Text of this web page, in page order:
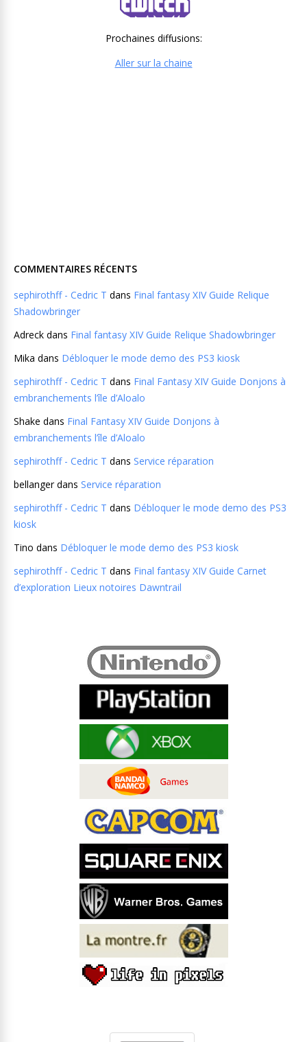
Prochaines diffusions:
Aller sur la chaine
COMMENTAIRES RÉCENTS
sephirothff - Cedric T dans Final fantasy XIV Guide Relique
Shadowbringer
Adreck dans Final fantasy XIV Guide Relique Shadowbringer
Mika dans Débloquer le mode demo des PS3 kiosk
sephirothff - Cedric T dans Final Fantasy XIV Guide Donjons à
embranchements l’île d’Aloalo
Shake dans Final Fantasy XIV Guide Donjons à
embranchements l’île d’Aloalo
sephirothff - Cedric T dans Service réparation
bellangerdans Service réparation
sephirothff - Cedric T dans Débloquer le mode demo des PS3
kiosk
Tino dans Débloquer le mode demo des PS3 kiosk
sephirothff - Cedric T dans Final fantasy XIV Guide Carnet
d’exploration Lieux notoires Dawntrail